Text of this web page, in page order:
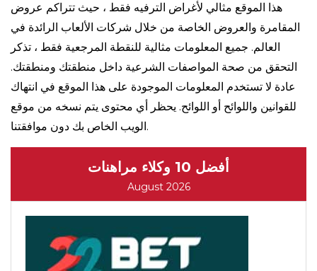
هذا الموقع مثالي لأغراض الترفيه فقط ، حيث تتراكم عروض
المقامرة والعروض الخاصة من خلال شركات الألعاب الرائدة في
العالم. جميع المعلومات مثالية للنقطة المرجعية فقط ، تذكر
التحقق من صحة المواصفات الشرعية داخل منطقتك ومنطقتك.
عادة لا تستخدم المعلومات الموجودة على هذا الموقع في انتهاك
للقوانين واللوائح أو اللوائح. يحظر أي محتوى يتم نسخه من موقع
الويب الخاص بك دون موافقتنا.
أفضل 10 وكلاء مراهنات
August 2026